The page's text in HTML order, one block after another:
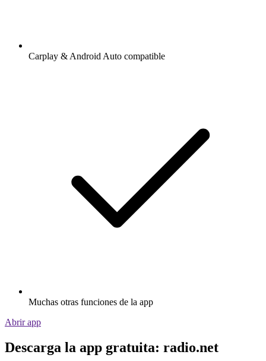
Carplay & Android Auto compatible
Muchas otras funciones de la app
Abrir app
Descarga la app gratuita: radio.net